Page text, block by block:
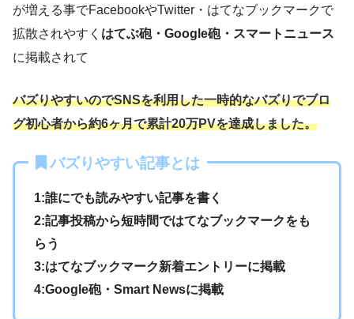
が増える事でFacebookやTwitter・はてなブックマークで
拡散されやすく はてぶ砲・Google砲・スマートニュース
に掲載されて
バズりやすいのでSNSを利用した一時的なバズりでブロ
グ初心者から約6ヶ月で累計20万PVを達成しました。
バズりやすい記事とは
1:誰にでも読みやすい記事を書く
2:記事投稿から短時間ではてなブックマークをも
らう
3:はてなブックマーク新着エントリーに掲載
4:Google砲・Smart Newsに掲載